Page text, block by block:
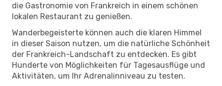
die Gastronomie von Frankreich in einem schönen
lokalen Restaurant zu genießen.
Wanderbegeisterte können auch die klaren Himmel
in dieser Saison nutzen, um die natürliche Schönheit
der Frankreich-Landschaft zu entdecken. Es gibt
Hunderte von Möglichkeiten für Tagesausflüge und
Aktivitäten, um Ihr Adrenalinniveau zu testen.